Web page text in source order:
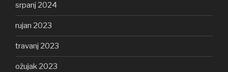
srpanj 2024
rujan 2023
travanj 2023
ožujak 2023